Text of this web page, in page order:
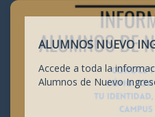
ALUMNOS NUEVO
Accede a toda la
Alumnos de Nuevo